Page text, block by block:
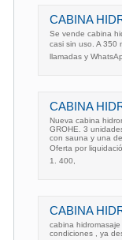
CABINA
Se vende cabina
casi sin uso. A
llamadas y
CABINA
Nueva cabina
GROHE. 3
con sauna y una
Oferta por
1. 400,
CABINA
cabina
condiciones , ya